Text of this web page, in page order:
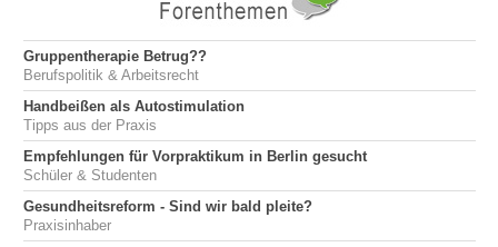
Gruppentherapie Betrug??
Berufspolitik & Arbeitsrecht
Handbeißen als Autostimulation
Tipps aus der Praxis
Empfehlungen für Vorpraktikum in Berlin gesucht
Schüler & Studenten
Gesundheitsreform - Sind wir bald pleite?
Praxisinhaber